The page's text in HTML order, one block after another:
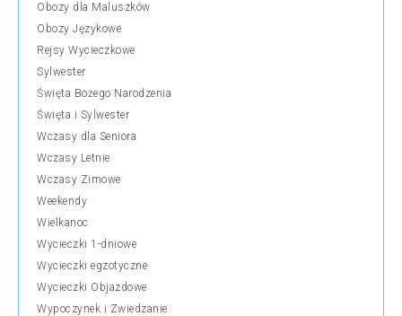
Obozy dla Maluszków
Obozy Językowe
Rejsy Wycieczkowe
Sylwester
Święta Bożego Narodzenia
Święta i Sylwester
Wczasy dla Seniora
Wczasy Letnie
Wczasy Zimowe
Weekendy
Wielkanoc
Wycieczki 1-dniowe
Wycieczki egzotyczne
Wycieczki Objazdowe
Wypoczynek i Zwiedzanie